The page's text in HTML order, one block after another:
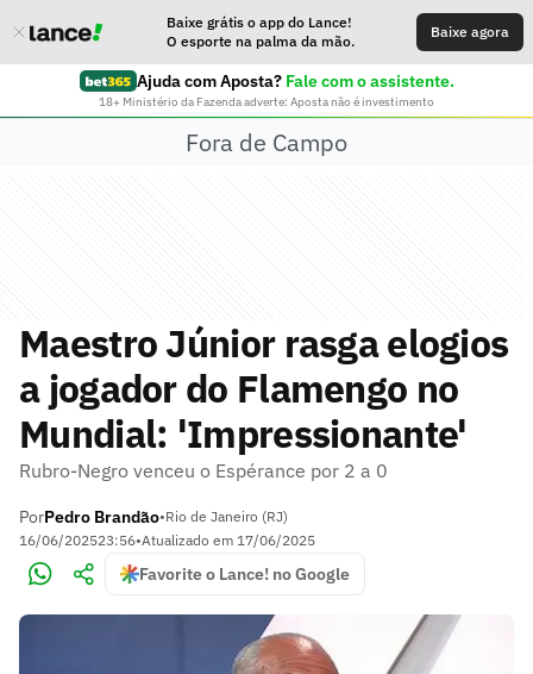
Baixe grátis o app do Lance!
O esporte na palma da mão.
Baixe agora
Ajuda com Aposta? Fale com o assistente.
18+ Ministério da Fazenda adverte: Aposta não é investimento
Fora de Campo
Maestro Júnior rasga elogios
a jogador do Flamengo no
Mundial: 'Impressionante'
Rubro-Negro venceu o Espérance por 2 a 0
PorPedro Brandão•Rio de Janeiro (RJ)
16/06/202523:56•Atualizado em 17/06/2025
Favorite o Lance! no Google